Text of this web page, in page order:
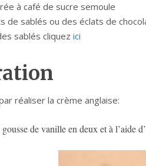
à café de sucre semoule
de sablés ou des éclats de
sablés cliquez ici
réaliser la crème anglaise:
de vanille en deux et à l’aide